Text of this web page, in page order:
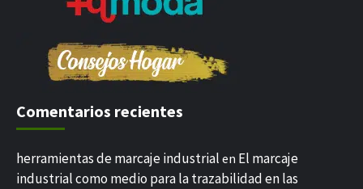
Comentarios recientes
herramientas de marcaje industrial en El marcaje
industrial como medio para la trazabilidad en las